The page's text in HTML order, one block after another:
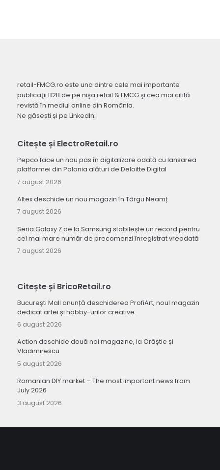
retail-FMCG.ro este una dintre cele mai importante
publicaţii B2B de pe nişa retail & FMCG şi cea mai citită
revistă în mediul online din România.
Ne găsești și pe LinkedIn:
Citește și ElectroRetail.ro
Pepco face un nou pas în digitalizare odată cu lansarea
platformei din Polonia alături de Deloitte Digital
7 august 2026
Altex deschide un nou magazin în Târgu Neamț
7 august 2026
Seria Galaxy Z de la Samsung stabilește un record pentru
cel mai mare număr de precomenzi înregistrat vreodată
7 august 2026
Citește și BricoRetail.ro
București Mall anunță deschiderea ProfiArt, noul magazin
dedicat artei și hobby-urilor creative
6 august 2026
Action deschide două noi magazine, la Orăștie și
Vladimirescu
5 august 2026
Romanian DIY market – The most important news from
July 2026
3 august 2026